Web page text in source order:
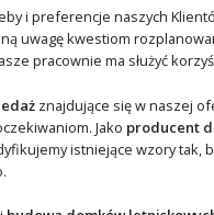
i preferencje naszych
uwagę kwestiom
pracownie ma służyć
znajdujące się w naszej
Jako producent
istniejące wzory